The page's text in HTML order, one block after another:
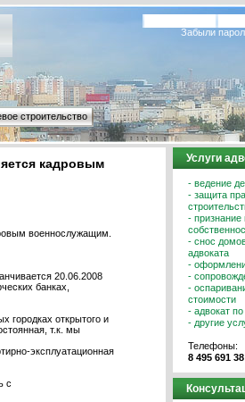
Забыли
строительство
кадровым
военнослужащим.
20.06.2008
банках,
городках открытого и
т.к. мы
эксплуатационная
с
Услуги
- ведение
- защита
- признание
- снос
адвоката
-
-
-
стоимости
- адвокат
- другие
Телефоны:
8 495 691